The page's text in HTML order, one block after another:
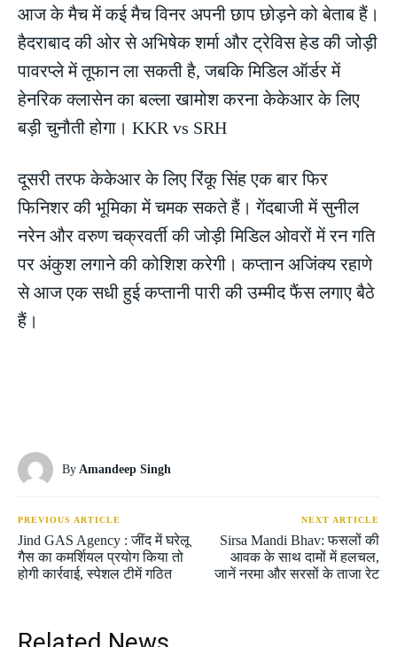
आज के मैच में कई मैच विनर अपनी छाप छोड़ने को बेताब हैं।
हैदराबाद की ओर से अभिषेक शर्मा और ट्रेविस हेड की जोड़ी
पावरप्ले में तूफान ला सकती है, जबकि मिडिल ऑर्डर में
हेनरिक क्लासेन का बल्ला खामोश करना केकेआर के लिए
बड़ी चुनौती होगा। KKR vs SRH
दूसरी तरफ केकेआर के लिए रिंकू सिंह एक बार फिर
फिनिशर की भूमिका में चमक सकते हैं। गेंदबाजी में सुनील
नरेन और वरुण चक्रवर्ती की जोड़ी मिडिल ओवरों में रन गति
पर अंकुश लगाने की कोशिश करेगी। कप्तान अजिंक्य रहाणे
से आज एक सधी हुई कप्तानी पारी की उम्मीद फैंस लगाए बैठे
हैं।
By Amandeep Singh
PREVIOUS ARTICLE
Jind GAS Agency : जींद में घरेलू
गैस का कमर्शियल प्रयोग किया तो
होगी कार्रवाई, स्पेशल टीमें गठित
NEXT ARTICLE
Sirsa Mandi Bhav: फसलों की
आवक के साथ दामों में हलचल,
जानें नरमा और सरसों के ताजा रेट